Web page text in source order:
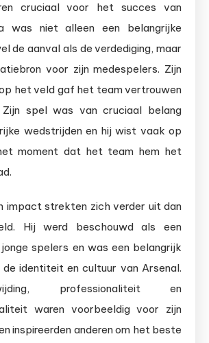
cruciaal voor het succes van
was niet alleen een belangrijke
de aanval als de verdediging, maar
voor zijn medespelers. Zijn
het veld gaf het team vertrouwen
spel was van cruciaal belang
wedstrijden en hij wist vaak op
moment dat het team hem het
impact strekten zich verder uit dan
Hij werd beschouwd als een
spelers en was een belangrijk
de identiteit en cultuur van Arsenal.
professionaliteit en
waren voorbeeldig voor zijn
inspireerden anderen om het beste